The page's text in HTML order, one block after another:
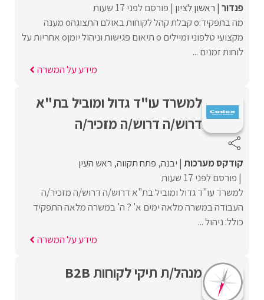
פנדור ראשון לציון פורסם לפני 17 שעות
מה בתפקיד:o קבלת קהל לקוחות באולם התצוגהo מענה
מקצועי טלפוני ומיילים o תיאום פגישות וניהול יומןo אחריות על
לוחות זמנים ...
מידע על המשרה
למשרד עו"ד גדול ומוביל בת"א
דרוש/ה דרוש/ה מזכיר/ה
קודקס מערכות יבנה פתח תקווה ראש העין
פורסם לפני 17 שעות
למשרד עו"ד גדול ומוביל בת"א דרוש/ה דרוש/ה מזכיר/ה
העבודה במשרה מלאה ימים א' ? ה' במשרה מלאה התפקיד
כולל: ניהול ...
מידע על המשרה
מנהל/ת תיקי לקוחות B2B